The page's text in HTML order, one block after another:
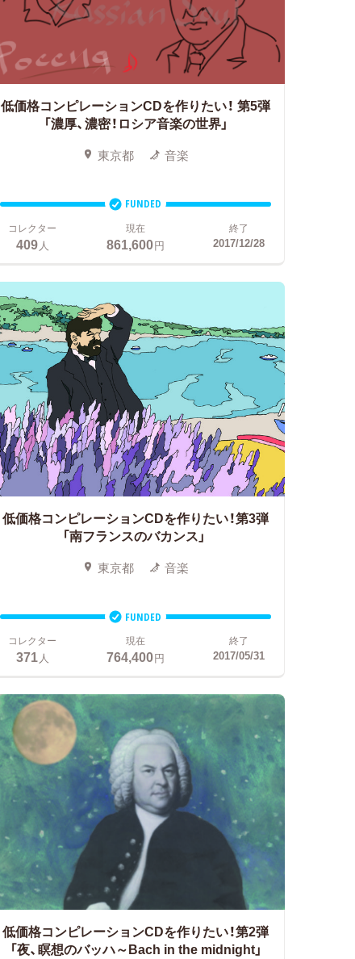
低価格コンピレーションCDを作りたい！ 第5弾
「濃厚、濃密！ロシア音楽の世界」
東京都 音楽
FUNDED
コレクター
409人
現在
861,600円
終了
2017/12/28
低価格コンピレーションCDを作りたい！第3弾
「南フランスのバカンス」
東京都 音楽
FUNDED
コレクター
371人
現在
764,400円
終了
2017/05/31
低価格コンピレーションCDを作りたい！第2弾
「夜、瞑想のバッハ～Bach in the midnight」